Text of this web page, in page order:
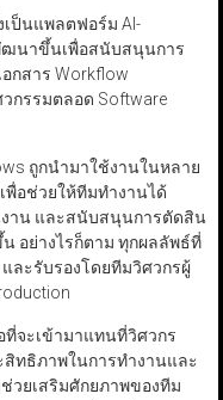
เป็นแพลตฟอร์ม AI-
ฒนาขึ้นเพื่อสนับสนุนการ
กสาร Workflow
กรรมตลอด Software
ถูกนำมาใช้งานในหลาย
อช่วยให้ทีมทำงานได้
งาน และสนับสนุนการตัดสิน
อย่างไรก็ตาม ทุกผลลัพธ์ที่
ละรับรองโดยทีมวิศวกรผู้
ที่จะเข้ามาแทนที่วิศวกร
ทธิภาพในการทำงานและ
ยเสริมศักยภาพของทีม